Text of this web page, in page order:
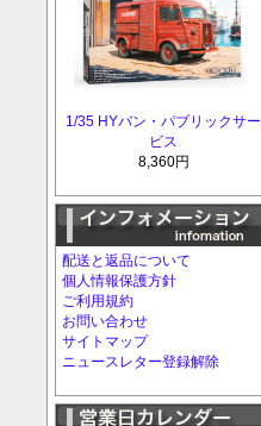
1/35 HYバン・パブリックサー
ビス
8,360円
配送と返品について
個人情報保護方針
ご利用規約
お問い合わせ
サイトマップ
ニュースレター登録解除